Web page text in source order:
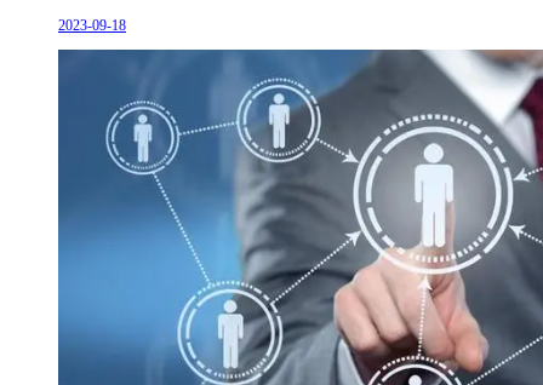
2023-09-18